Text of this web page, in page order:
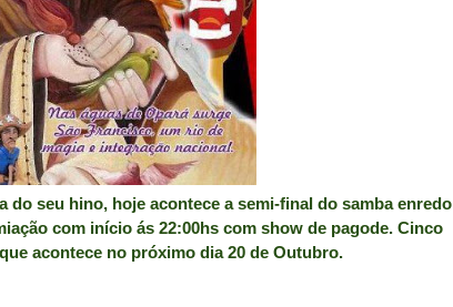
do seu hino, hoje acontece a semi-final do samba enredo
com início ás 22:00hs com show de pagode. Cinco
acontece no próximo dia 20 de Outubro.